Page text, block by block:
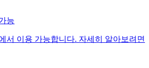
능
서 이용 가능합니다. 자세히 알아보려면